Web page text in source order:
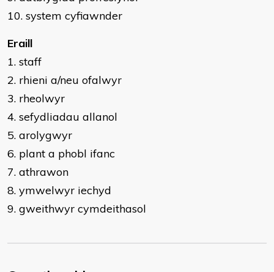
10. system cyfiawnder
Eraill
1. staff
2. rhieni a/neu ofalwyr
3. rheolwyr
4. sefydliadau allanol
5. arolygwyr
6. plant a phobl ifanc
7. athrawon
8. ymwelwyr iechyd
9. gweithwyr cymdeithasol